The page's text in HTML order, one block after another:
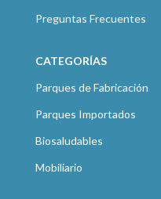
Preguntas Frecuentes
CATEGORÍAS
Parques de Fabricación
Parques Importados
Biosaludables
Mobiliario